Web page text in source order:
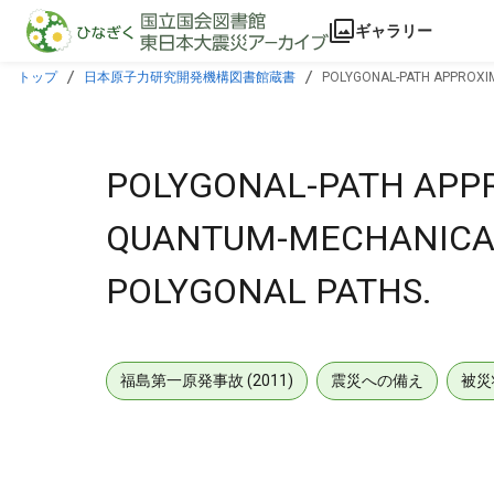
本文に飛ぶ
ギャラリー
トップ 日本原子力研究開発機構図書館蔵書 POLYGONAL-PATH
POLYGONAL-PATH
QUANTUM-
POLYGONAL PATHS.
福島第一原発事故 (2011) 震災への備え 被災